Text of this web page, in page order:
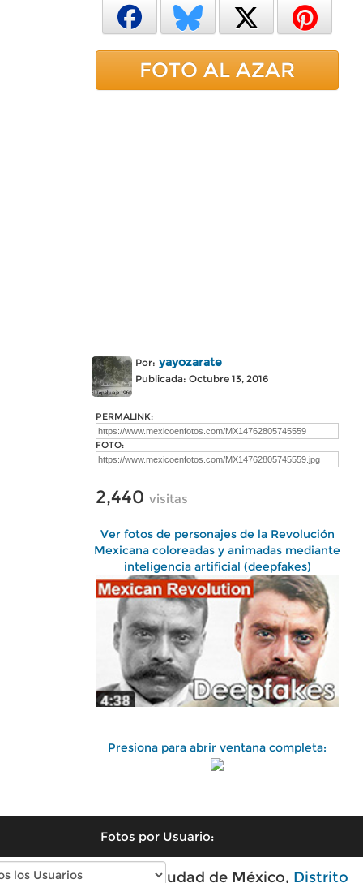
FOTO AL AZAR
Por: yayozarate
Publicada: Octubre 13, 2016
PERMALINK:
FOTO:
2,440 visitas
Ver fotos de personajes de la Revolución
Mexicana coloreadas y animadas mediante
inteligencia artificial (deepfakes)
Presiona para abrir ventana completa:
Fotos por Usuario:
Fotos antiguas de Ciudad de México, Distrito